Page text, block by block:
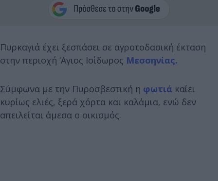
Πυρκαγιά έχει ξεσπάσει σε αγροτοδασική έκταση
στην περιοχή ‘Αγιος Ισίδωρος Μεσσηνίας.
Σύμφωνα με την Πυροσβεστική η φωτιά καίει
κυρίως ελιές, ξερά χόρτα και καλάμια, ενώ δεν
απειλείται άμεσα ο οικισμός.